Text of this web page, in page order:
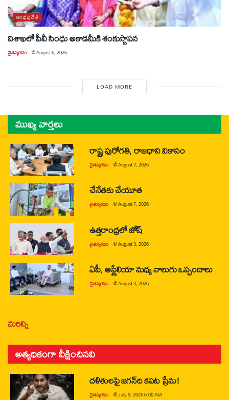
ఆంధ్రప్రదేశ్
విశాఖలో పీవీ సింధు అకాడమీకి శంకుస్థాపన
చైతన్యరధం @August 6, 2026
LOAD MORE
ముఖ్య వార్తలు
రాష్ట్ర పురోగతి, రాజధాని వికాసం
చైతన్యరధం @August 7, 2026
చేనేతకు చేయూత
చైతన్యరధం @August 7, 2026
ఉత్తరాంధ్రలో జోష్
చైతన్యరధం @August 3, 2026
ఏపీ, ఆస్ట్రేలియా మధ్య నాలుగు ఒప్పందాలు
చైతన్యరధం @August 3, 2026
మరిన్ని
అత్యధికంగా వీక్షించినవి
దళితులపై జగన్‌ది కపట ప్రేమ!
చైతన్యరధం @July 9, 2026 6:00 AM